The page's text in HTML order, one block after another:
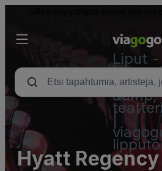
Liput -
urheilu
&amp;
Hyatt